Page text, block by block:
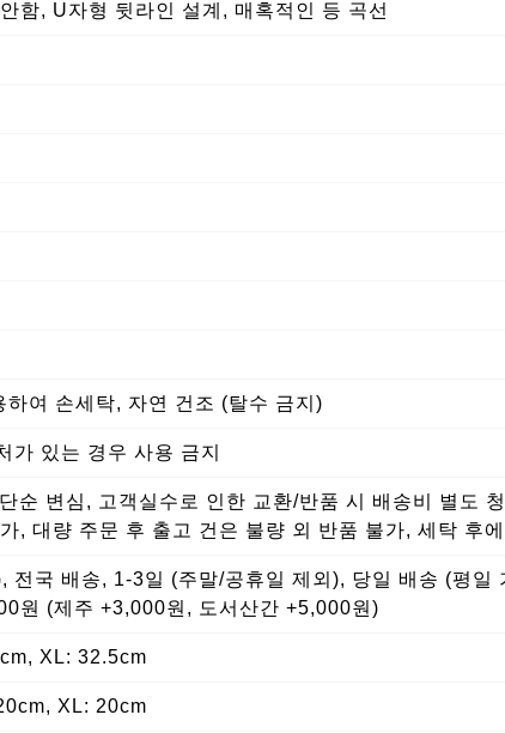
함, U자형 뒷라인 설계, 매혹적인 등 곡선
하여 손세탁, 자연 건조 (탈수 금지)
가 있는 경우 사용 금지
순 변심, 고객실수로 인한 교환/반품 시 배송비 별도
, 대량 주문 후 출고 건은 불량 외 반품 불가, 세탁 후
전국 배송, 1-3일 (주말/공휴일 제외), 당일 배송 (평일
원 (제주 +3,000원, 도서산간 +5,000원)
XL: 32.5cm
XL: 20cm